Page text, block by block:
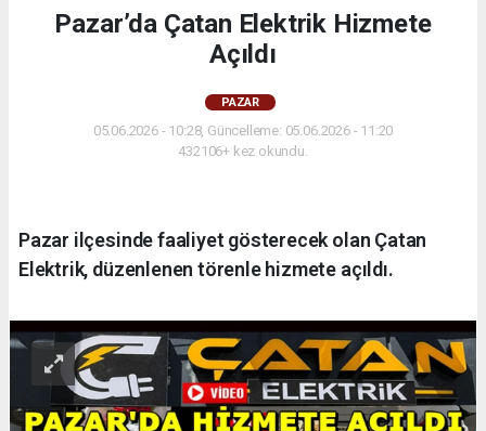
Pazar’da Çatan Elektrik Hizmete
Açıldı
PAZAR
05.06.2026 - 10:28, Güncelleme: 05.06.2026 - 11:20
432106+ kez okundu.
Pazar ilçesinde faaliyet gösterecek olan Çatan
Elektrik, düzenlenen törenle hizmete açıldı.